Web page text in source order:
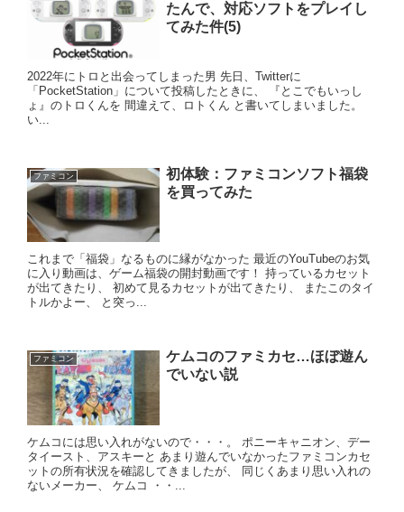
たんで、対応ソフトをプレイし
てみた件(5)
2022年にトロと出会ってしまった男 先日、Twitterに
「PocketStation」について投稿したときに、 『とこでもいっし
ょ』のトロくんを 間違えて、ロトくん と書いてしまいました。
い...
ファミコン
初体験：ファミコンソフト福袋
を買ってみた
これまで「福袋」なるものに縁がなかった 最近のYouTubeのお気
に入り動画は、ゲーム福袋の開封動画です！ 持っているカセット
が出てきたり、 初めて見るカセットが出てきたり、 またこのタイ
トルかよー、 と突っ...
ファミコン
ケムコのファミカセ…ほぼ遊ん
でいない説
ケムコには思い入れがないので・・・。 ポニーキャニオン、デー
タイースト、アスキーと あまり遊んでいなかったファミコンカセ
ットの所有状況を確認してきましたが、 同じくあまり思い入れの
ないメーカー、 ケムコ ・・...